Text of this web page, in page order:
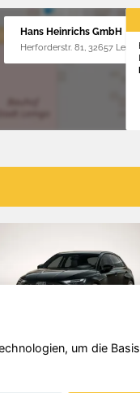
Hans Heinrichs GmbH
Herforderstr. 81, 32657
um die